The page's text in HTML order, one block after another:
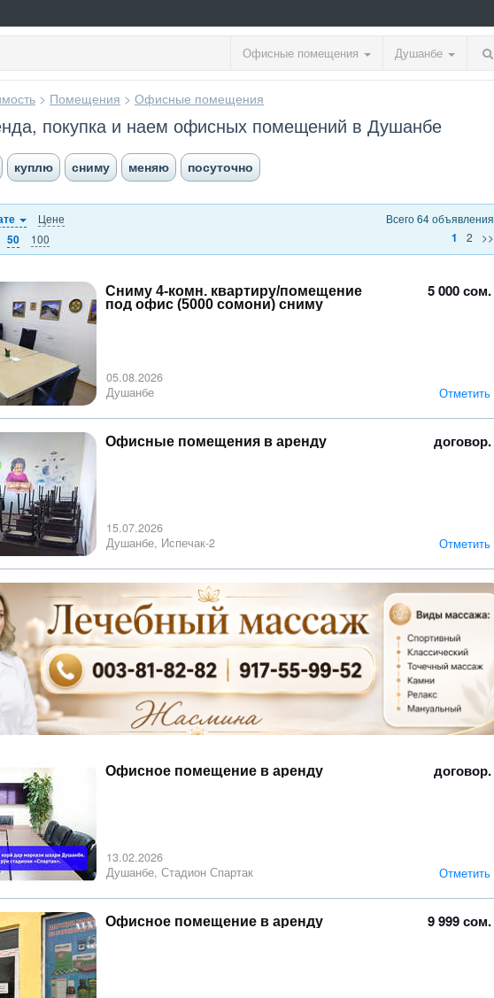
Офисные помещения Душанбе
> Помещения > Офисные помещения
покупка и наем офисных помещений в Душанбе
куплю сниму меняю посуточно
Цене
50
100
Всего 64 объявления
1
2 >>
5 000 сом.
Сниму 4-комн. квартиру/помещение
под офис (5000 сомони) сниму
05.08.2026
Душанбе
Отметить
договор.
Офисные помещения в аренду
15.07.2026
Душанбе, Испечак-2
Отметить
договор.
Офисное помещение в аренду
13.02.2026
Душанбе, Стадион Спартак
Отметить
9 999 сом.
Офисное помещение в аренду